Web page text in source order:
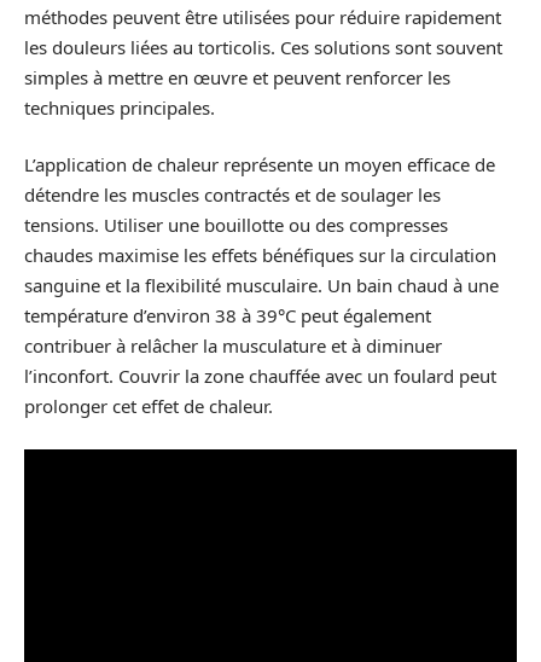
méthodes peuvent être utilisées pour réduire rapidement
les douleurs liées au torticolis. Ces solutions sont souvent
simples à mettre en œuvre et peuvent renforcer les
techniques principales.
L’application de chaleur représente un moyen efficace de
détendre les muscles contractés et de soulager les
tensions. Utiliser une bouillotte ou des compresses
chaudes maximise les effets bénéfiques sur la circulation
sanguine et la flexibilité musculaire. Un bain chaud à une
température d’environ 38 à 39°C peut également
contribuer à relâcher la musculature et à diminuer
l’inconfort. Couvrir la zone chauffée avec un foulard peut
prolonger cet effet de chaleur.